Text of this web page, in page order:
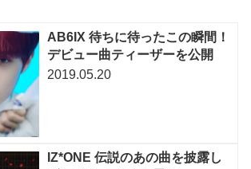
AB6IX 待ちに待ったこの瞬間！
デビュー曲ティーザーを公開
2019.05.20
IZ*ONE 伝説のあの曲を披露し